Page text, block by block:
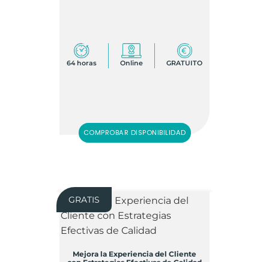
64 horas Online GRATUITO
COMPROBAR DISPONIBILIDAD
GRATIS
Mejora la Experiencia del Cliente